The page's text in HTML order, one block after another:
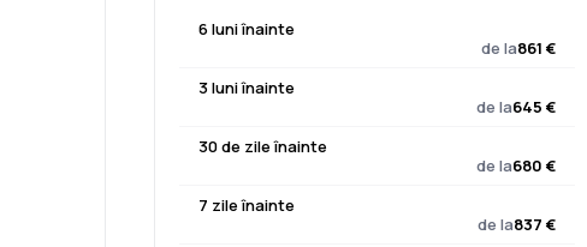
6 luni înainte
de la861 €
3 luni înainte
de la645 €
30 de zile înainte
de la680 €
7 zile înainte
de la837 €